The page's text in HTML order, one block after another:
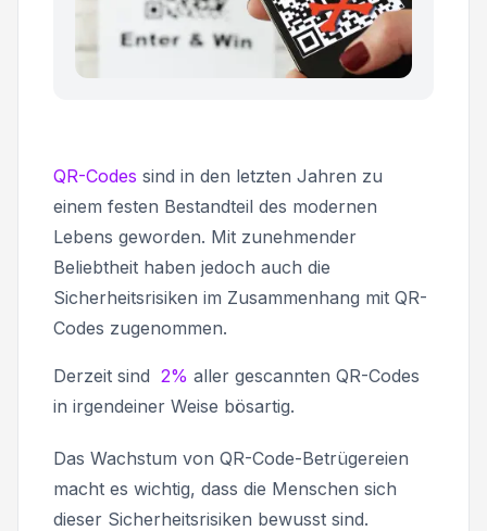
QR-Codes sind in den letzten Jahren zu
einem festen Bestandteil des modernen
Lebens geworden. Mit zunehmender
Beliebtheit haben jedoch auch die
Sicherheitsrisiken im Zusammenhang mit QR-
Codes zugenommen.
Derzeit sind 2% aller gescannten QR-Codes
in irgendeiner Weise bösartig.
Das Wachstum von QR-Code-Betrügereien
macht es wichtig, dass die Menschen sich
dieser Sicherheitsrisiken bewusst sind.